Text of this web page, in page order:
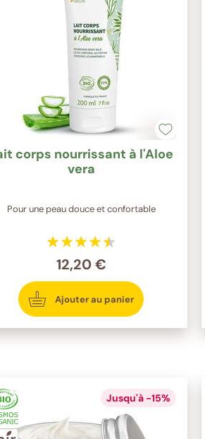
corps nourrissant à l'Aloe
vera
Pour une peau douce et confortable
12,20 €
Ajouter au panier
Jusqu'à -15%